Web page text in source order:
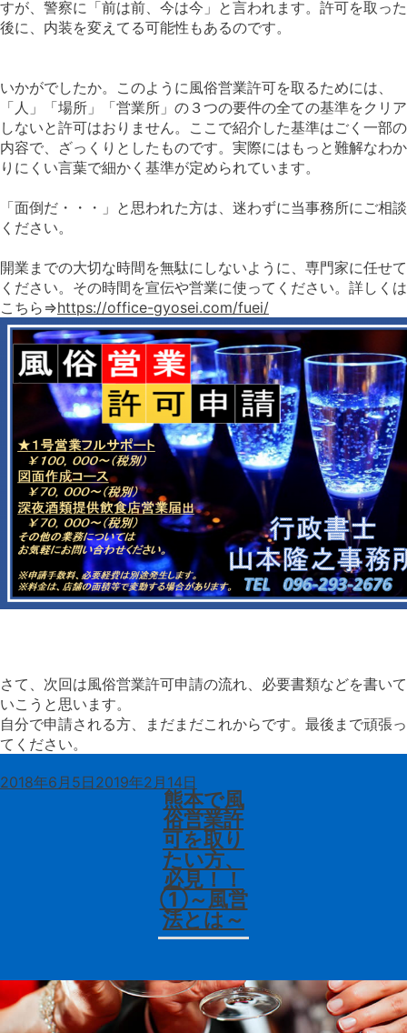
すが、警察に「前は前、今は今」と言われます。許可を取った
後に、内装を変えてる可能性もあるのです。
いかがでしたか。このように風俗営業許可を取るためには、
「人」「場所」「営業所」の３つの要件の全ての基準をクリア
しないと許可はおりません。ここで紹介した基準はごく一部の
内容で、ざっくりとしたものです。実際にはもっと難解なわか
りにくい言葉で細かく基準が定められています。
「面倒だ・・・」と思われた方は、迷わずに当事務所にご相談
ください。
開業までの大切な時間を無駄にしないように、専門家に任せて
ください。その時間を宣伝や営業に使ってください。詳しくは
こちら⇒https://office-gyosei.com/fuei/
さて、次回は風俗営業許可申請の流れ、必要書類などを書いて
いこうと思います。
自分で申請される方、まだまだこれからです。最後まで頑張っ
てください。
投
稿
2018年6月5日 2019年2月14日
熊本で風
俗営業許
可を取り
たい方、
必見！！
①～風営
法とは～